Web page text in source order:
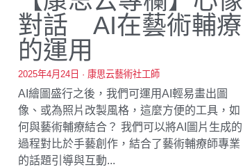
對話 AI在藝術輔療
的運用
2025年4月24日 · 康思云藝術社工師
AI繪圖盛行之後，我們可運用AI輕易畫出圖
像、或為照片改製風格，這麼方便的工具，如
何與藝術輔療結合？ 我們可以將AI圖片生成的
過程對比於手藝創作，結合了藝術輔療師專業
的話題引導與互動...